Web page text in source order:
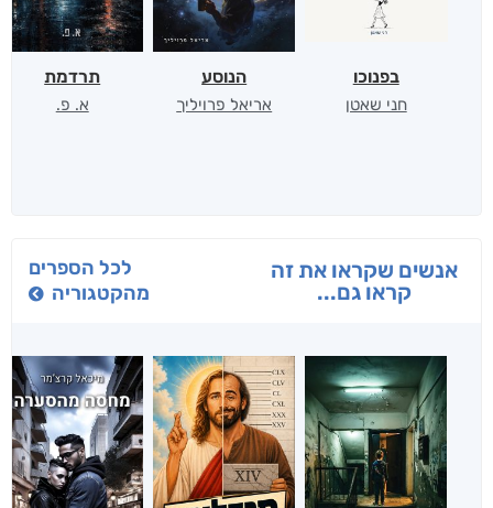
בפנוכו
חני שאטן
הנוסע
אריאל פרויליך
תרדמת
א. פ.
אנשים שקראו את זה
קראו גם...
לכל הספרים
מהקטגוריה